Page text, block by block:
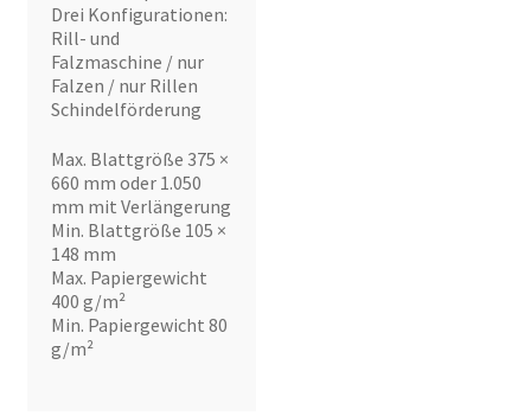
Drei Konfigurationen:
Rill- und
Falzmaschine / nur
Falzen / nur Rillen
Schindelförderung
Max. Blattgröße 375 ×
660 mm oder 1.050
mm mit Verlängerung
Min. Blattgröße 105 ×
148 mm
Max. Papiergewicht
400 g/m²
Min. Papiergewicht 80
g/m²